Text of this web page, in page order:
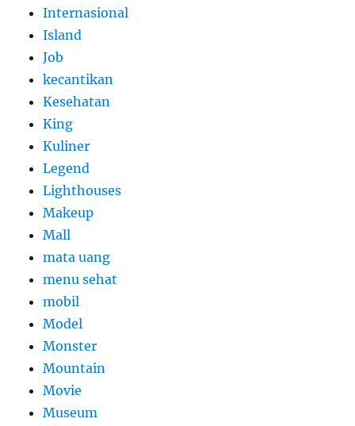
Internasional
Island
Job
kecantikan
Kesehatan
King
Kuliner
Legend
Lighthouses
Makeup
Mall
mata uang
menu sehat
mobil
Model
Monster
Mountain
Movie
Museum